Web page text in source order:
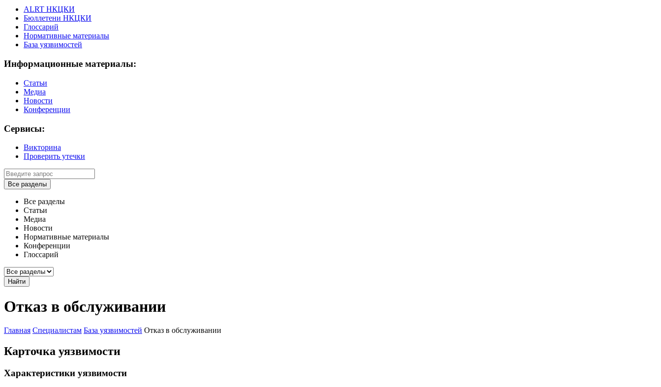
ALRT НКЦКИ
Бюллетени НКЦКИ
Глоссарий
Нормативные материалы
База уязвимостей
Информационные материалы:
Статьи
Медиа
Новости
Конференции
Сервисы:
Викторина
Проверить утечки
Все разделы
Все разделы
Статьи
Медиа
Новости
Нормативные материалы
Конференции
Глоссарий
Найти
Отказ в обслуживании
Главная Специалистам База уязвимостей Отказ в обслуживании
Карточка уязвимости
Характеристики уязвимости